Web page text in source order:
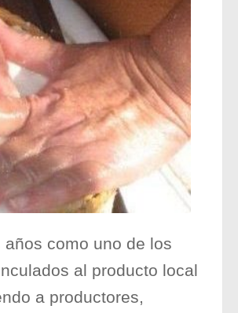
como uno de los
al producto local
a productores,